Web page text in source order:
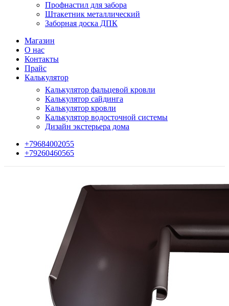
Профнастил для забора
Штакетник металлический
Заборная доска ДПК
Магазин
О нас
Контакты
Прайс
Калькулятор
Калькулятор фальцевой кровли
Калькулятор сайдинга
Калькулятор кровли
Калькулятор водосточной системы
Дизайн экстерьера дома
+79684002055
+79260460565